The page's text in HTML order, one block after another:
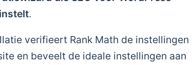
.
verifieert Rank Math de instellingen
en beveelt de ideale instellingen aan